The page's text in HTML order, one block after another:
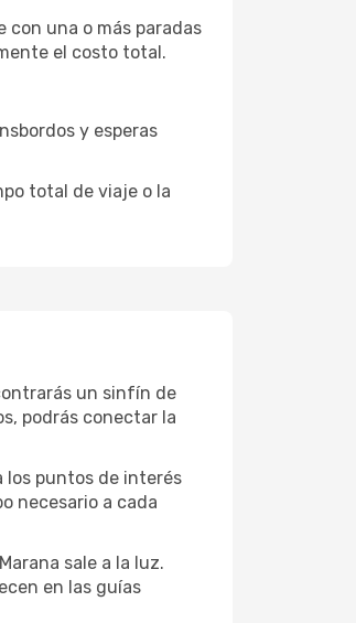
con una o más paradas
el costo total.
y esperas
total de viaje o la
un sinfín de
podrás conectar la
los puntos de interés
necesario a cada
sale a la luz.
en las guías